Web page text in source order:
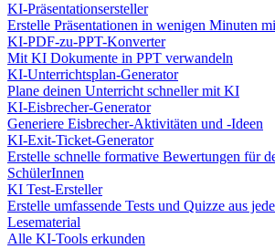
KI-Präsentationsersteller
Erstelle Präsentationen in wenigen Minuten
KI-PDF-zu-PPT-Konverter
Mit KI Dokumente in PPT verwandeln
KI-Unterrichtsplan-Generator
Plane deinen Unterricht schneller mit KI
KI-Eisbrecher-Generator
Generiere Eisbrecher-Aktivitäten und -Ideen
KI-Exit-Ticket-Generator
Erstelle schnelle formative Bewertungen für
SchülerInnen
KI Test-Ersteller
Erstelle umfassende Tests und Quizze aus
Lesematerial
Alle KI-Tools erkunden